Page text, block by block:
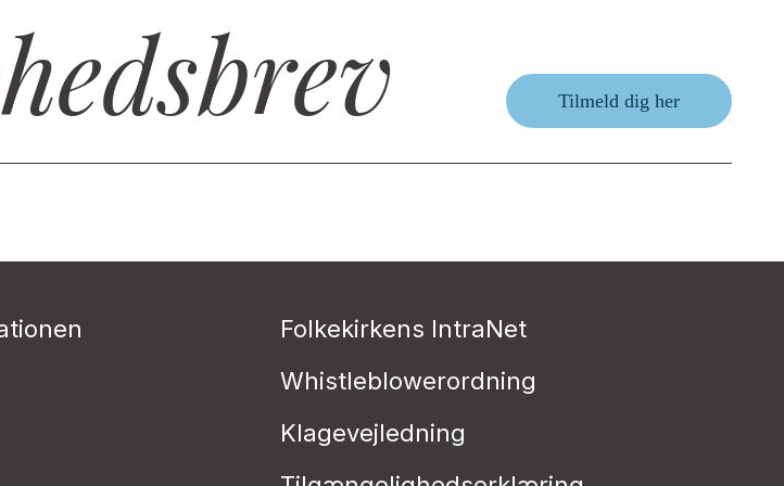
Tilmeld dig her
Folkekirkens IntraNet
Whistleblowerordning
Klagevejledning